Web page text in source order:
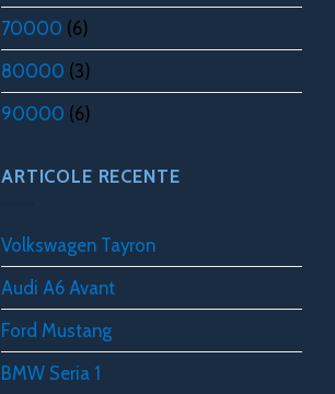
70000 (6)
80000 (3)
90000 (6)
ARTICOLE RECENTE
Volkswagen Tayron
Audi A6 Avant
Ford Mustang
BMW Seria 1